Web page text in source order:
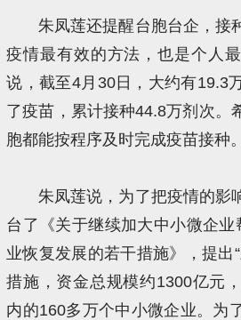
朱凤莲还提醒台胞台企，接
疫情最有效的方法，也是个人
说，截至4月30日，大约有19.3
了疫苗，累计接种44.8万剂次。
胞都能按程序及时完成疫苗接种。
朱凤莲说，为了把疫情的影
台了《关于继续加大中小微企
业恢复发展的若干措施》，提出
措施，资金总规模约1300亿元
内的160多万个中小微企业。为